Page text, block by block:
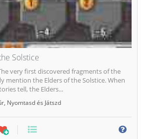
Solstice
very first discovered fragments of the
mention the Elders of the Solstice. When
tell, the Elders...
Nyomtasd és Játszd